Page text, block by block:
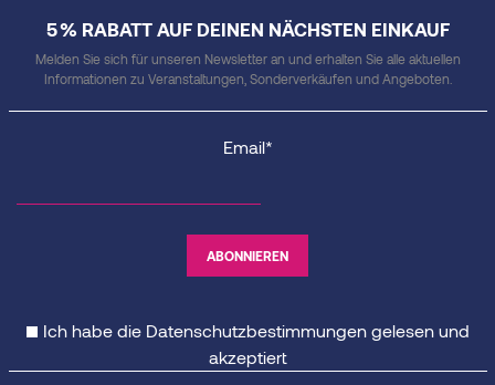
5 % RABATT AUF DEINEN NÄCHSTEN EINKAUF
Melden Sie sich für unseren Newsletter an und erhalten Sie alle aktuellen
Informationen zu Veranstaltungen, Sonderverkäufen und Angeboten.
Email*
Ich habe die Datenschutzbestimmungengelesen und
akzeptiert